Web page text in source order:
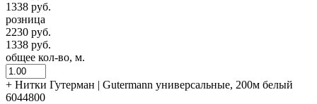
1338 руб.
розница
2230 руб.
1338 руб.
общее кол-во, м.
+ Нитки Гутерман | Gutermann универсальные, 200м белый
6044800